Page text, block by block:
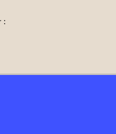
de définir le budget
différents budgets
constitue les
y a-t-il entre
public ? Vérifie tes
: